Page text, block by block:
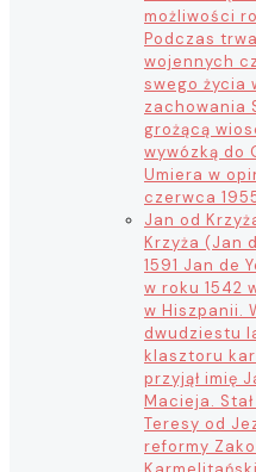
możliwości
Podczas
wojennych
swego życia
zachowania
grożącą
wywózką do
Umiera w
czerwca
Jan od
Krzyża (Jan
1591 Jan de
w roku 1542
w Hiszpanii.
dwudziestu
klasztoru
przyjął imię
Macieja.
Teresy od
reformy